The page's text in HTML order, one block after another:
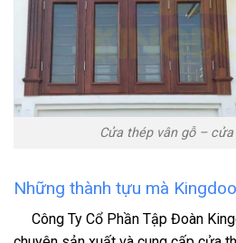
Cửa thép vân gỗ – cửa
Những thành tựu mà
Công Ty Cổ Phần Tập Đoàn